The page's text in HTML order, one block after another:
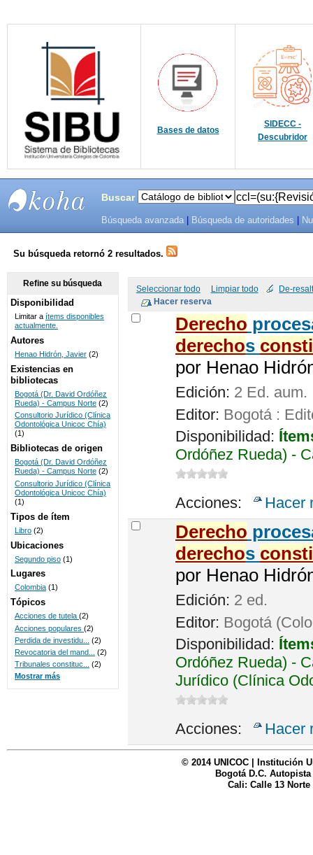
Bases de datos
SIDECC -
Descubridor
SISTEMAS
DE
BIBLIOTECAS
UNICOC
Buscar
Búsqueda avanzada Búsqueda de autoridades
Su búsqueda retornó 2 resultados.
Seleccionar todo Limpiar todo De-
Derecho
derechos
por Henao
Edición: 2 Ed. aum.
Editor: Bogotá :
Disponibilidad:
Ordóñez Rueda) -
Acciones: Hacer
Derecho
derechos
por Henao
Edición: 2 ed.
Editor: Bogotá
Disponibilidad:
Ordóñez Rueda) -
Jurídico (Clínica
Acciones: Hacer
Refine su búsqueda
Disponibilidad
Limitar a ítems disponibles
actualmente.
Autores
Henao Hidrón, Javier (2)
Existencias en
bibliotecas
Bogotá (Dr. David Ordóñez
Rueda) - Campus Norte (2)
Consultorio Jurídico (Clínica
Odontológica Unicoc Chía)
(1)
Bibliotecas de origen
Bogotá (Dr. David Ordóñez
Rueda) - Campus Norte (2)
Consultorio Jurídico (Clínica
Odontológica Unicoc Chía)
(1)
Tipos de ítem
Libro (2)
Ubicaciones
Segundo piso (1)
Lugares
Colombia (1)
Tópicos
Acciones de tutela (2)
Acciones populares (2)
Perdida de investidu...
(2)
Revocatoria del mand...
(2)
Tribunales constituc...
(2)
Mostrar más
© 2014 UNICOC | Institución
Bogotá D.C. Autopista
Cali: Calle 13 Norte